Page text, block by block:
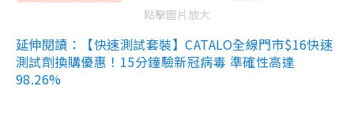
點擊圖片放大
延伸閱讀：【快速測試套裝】CATALO全線門市$16快速
測試劑換購優惠！15分鐘驗新冠病毒 準確性高達
98.26%